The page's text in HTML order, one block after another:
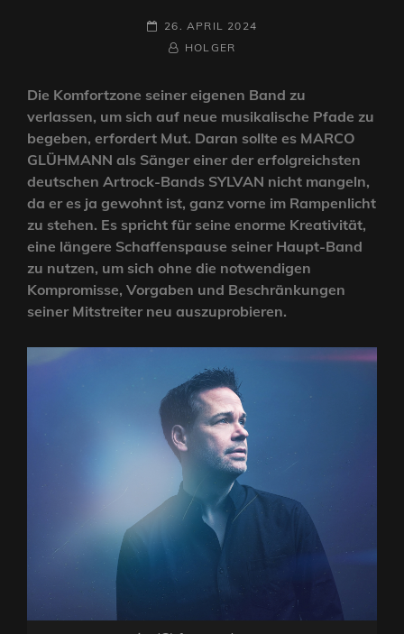
POSTED-
26. APRIL 2024
BY
BYLINEHOLGER
Die Komfortzone seiner eigenen Band zu
verlassen, um sich auf neue musikalische Pfade zu
begeben, erfordert Mut. Daran sollte es MARCO
GLÜHMANN als Sänger einer der erfolgreichsten
deutschen Artrock-Bands SYLVAN nicht mangeln,
da er es ja gewohnt ist, ganz vorne im Rampenlicht
zu stehen. Es spricht für seine enorme Kreativität,
eine längere Schaffenspause seiner Haupt-Band
zu nutzen, um sich ohne die notwendigen
Kompromisse, Vorgaben und Beschränkungen
seiner Mitstreiter neu auszuprobieren.